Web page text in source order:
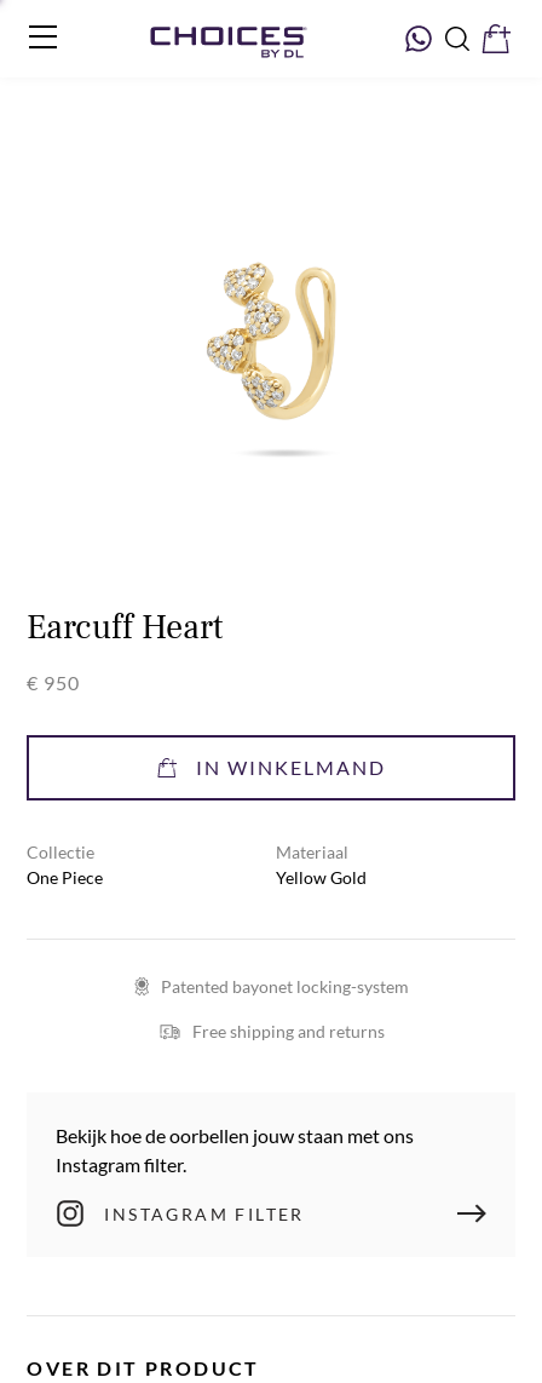
Earcuff Heart
€ 950
IN WINKELMAND
Collectie
One Piece
Materiaal
Yellow Gold
Patented bayonet locking-system
Free shipping and returns
Bekijk hoe de oorbellen jouw staan met ons
Instagram filter.
INSTAGRAM FILTER
OVER DIT PRODUCT